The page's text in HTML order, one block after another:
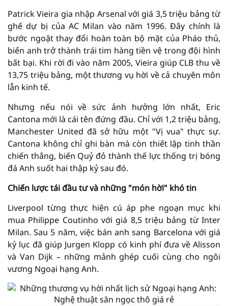
Patrick Vieira gia nhập Arsenal với giá 3,5 triệu bảng từ
ghế dự bị của AC Milan vào năm 1996. Đây chính là
bước ngoặt thay đổi hoàn toàn bộ mặt của Pháo thủ,
biến anh trở thành trái tim hàng tiền vệ trong đội hình
bất bại. Khi rời đi vào năm 2005, Vieira giúp CLB thu về
13,75 triệu bảng, một thương vụ hời về cả chuyên môn
lẫn kinh tế.
Nhưng nếu nói về sức ảnh hưởng lớn nhất, Eric
Cantona mới là cái tên đứng đầu. Chỉ với 1,2 triệu bảng,
Manchester United đã sở hữu một "Vị vua" thực sự.
Cantona không chỉ ghi bàn mà còn thiết lập tinh thần
chiến thắng, biến Quỷ đỏ thành thế lực thống trị bóng
đá Anh suốt hai thập kỷ sau đó.
Chiến lược tái đầu tư và những "món hời" khó tin
Liverpool từng thực hiện cú áp phe ngoạn mục khi
mua Philippe Coutinho với giá 8,5 triệu bảng từ Inter
Milan. Sau 5 năm, việc bán anh sang Barcelona với giá
kỷ lục đã giúp Jurgen Klopp có kinh phí đưa về Alisson
và Van Dijk – những mảnh ghép cuối cùng cho ngôi
vương Ngoại hạng Anh.